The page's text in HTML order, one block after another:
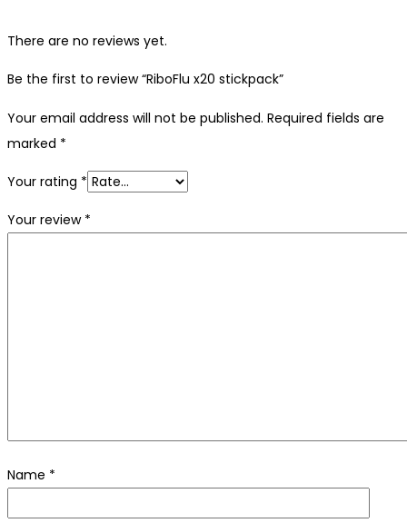
There are no reviews yet.
Be the first to review “RiboFlu x20 stickpack”
Your email address will not be published. Required fields are
marked *
Your rating *
Your review *
Name *